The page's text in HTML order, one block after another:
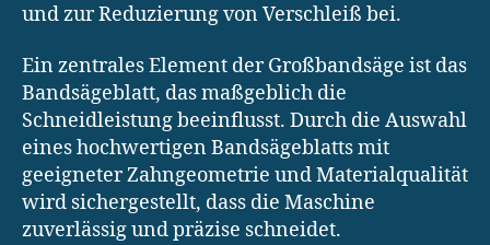
und zur Reduzierung von Verschleiß bei.
Ein zentrales Element der Großbandsäge ist das
Bandsägeblatt, das maßgeblich die
Schneidleistung beeinflusst. Durch die Auswahl
eines hochwertigen Bandsägeblatts mit
geeigneter Zahngeometrie und Materialqualität
wird sichergestellt, dass die Maschine
zuverlässig und präzise schneidet.